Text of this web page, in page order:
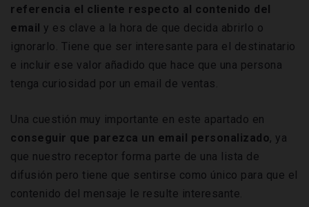
referencia el cliente respecto al contenido del
email y es clave a la hora de que decida abrirlo o
ignorarlo. Tiene que ser interesante para el destinatario
e incluir ese valor añadido que hace que una persona
tenga curiosidad por un email de ventas.
Una cuestión muy importante en este apartado en
conseguir que parezca un email personalizado, ya
que nuestro receptor forma parte de una lista de
difusión pero tiene que sentirse como único para que el
contenido del mensaje le resulte interesante.